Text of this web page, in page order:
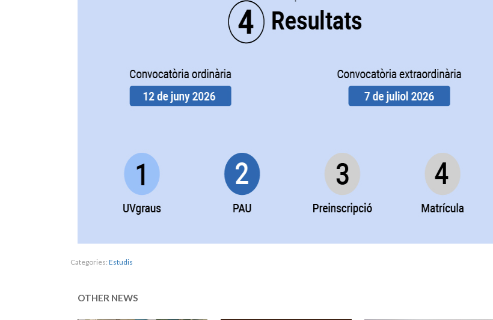
Categories: Estudis
OTHER NEWS